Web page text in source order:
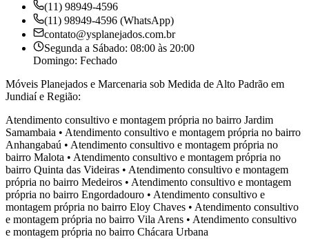
(11) 98949-4596
(11) 98949-4596 (WhatsApp)
contato@ysplanejados.com.br
Segunda a Sábado: 08:00 às 20:00
Domingo: Fechado
Móveis Planejados e Marcenaria sob Medida de Alto Padrão em
Jundiaí e Região:
Atendimento consultivo e montagem própria no bairro Jardim
Samambaia • Atendimento consultivo e montagem própria no bairro
Anhangabaú • Atendimento consultivo e montagem própria no
bairro Malota • Atendimento consultivo e montagem própria no
bairro Quinta das Videiras • Atendimento consultivo e montagem
própria no bairro Medeiros • Atendimento consultivo e montagem
própria no bairro Engordadouro • Atendimento consultivo e
montagem própria no bairro Eloy Chaves • Atendimento consultivo
e montagem própria no bairro Vila Arens • Atendimento consultivo
e montagem própria no bairro Chácara Urbana